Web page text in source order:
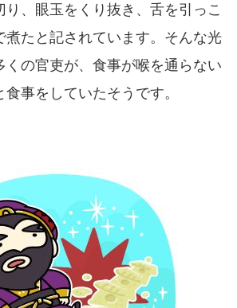
り、眼玉をくり抜き、舌を引っこ
煮たと記されています。そんな光
くの官吏が、食事が喉を通らない
事をしていたそうです。